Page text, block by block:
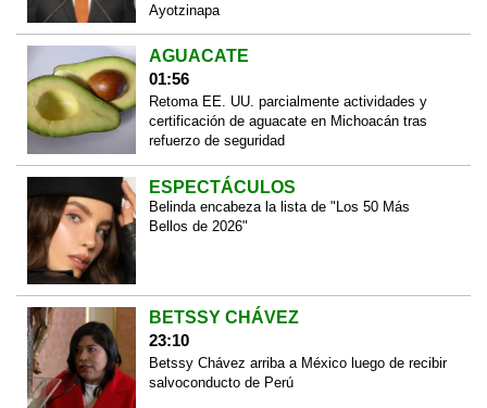
Ayotzinapa
AGUACATE
01:56
Retoma EE. UU. parcialmente actividades y
certificación de aguacate en Michoacán tras
refuerzo de seguridad
ESPECTÁCULOS
Belinda encabeza la lista de "Los 50 Más
Bellos de 2026"
BETSSY CHÁVEZ
23:10
Betssy Chávez arriba a México luego de recibir
salvoconducto de Perú